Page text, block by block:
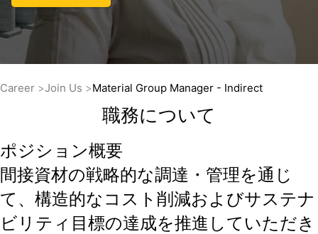
Career Join Us Material Group Manager - Indirect
職務について
ポジション概要
間接資材の戦略的な調達・管理を通じ
て、構造的なコスト削減およびサステナ
ビリティ目標の達成を推進していただき